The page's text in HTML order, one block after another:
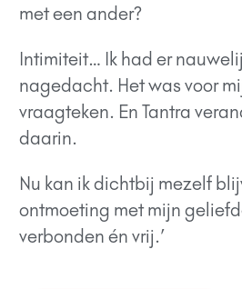
met een ander?
Intimiteit… Ik had er
nagedacht. Het was voor
vraagteken. En Tantra
daarin.
Nu kan ik dichtbij mezelf
ontmoeting met mijn
verbonden én vrij.’